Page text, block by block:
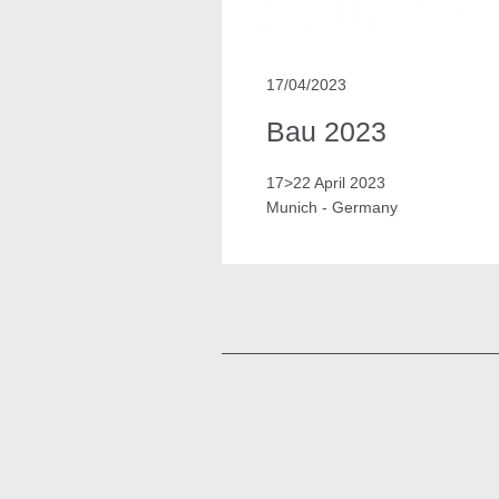
17/04/2023
Bau 2023
17>22 April 2023
Munich - Germany